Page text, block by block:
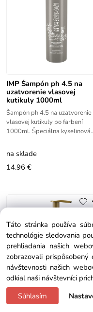
IMP Šampón ph 4.5 na
uzatvorenie vlasovej
kutikuly 1000ml
Šampón ph 4.5 na uzatvorenie
vlasovej kutikuly po farbení
1000ml. Špeciálna kyselinová
hyalurónovú, kolagén a arginín.
Inovatívna
na sklade
14.96 €
Táto stránka používa
technológie sledovania
prehliadania našich
zobrazovali prispôsobený
návštevnosti našich
odkiaľ naši návštevníci
Súhlasím